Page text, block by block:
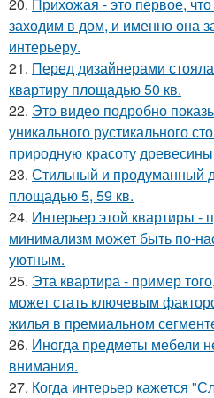
20. Прихожая - это первое,
заходим в дом, и именно она
интерьеру.
21. Перед дизайнерами
квартиру площадью 50 кв.
22. Это видео подробно
уникального рустикального
природную красоту
23. Стильный и продуманный
площадью 5, 59 кв.
24. Интерьер этой квартиры -
минимализм может быть по-
уютным.
25. Эта квартира - пример
может стать ключевым
жилья в премиальном
26. Иногда предметы мебели
внимания.
27. Когда интерьер кажется